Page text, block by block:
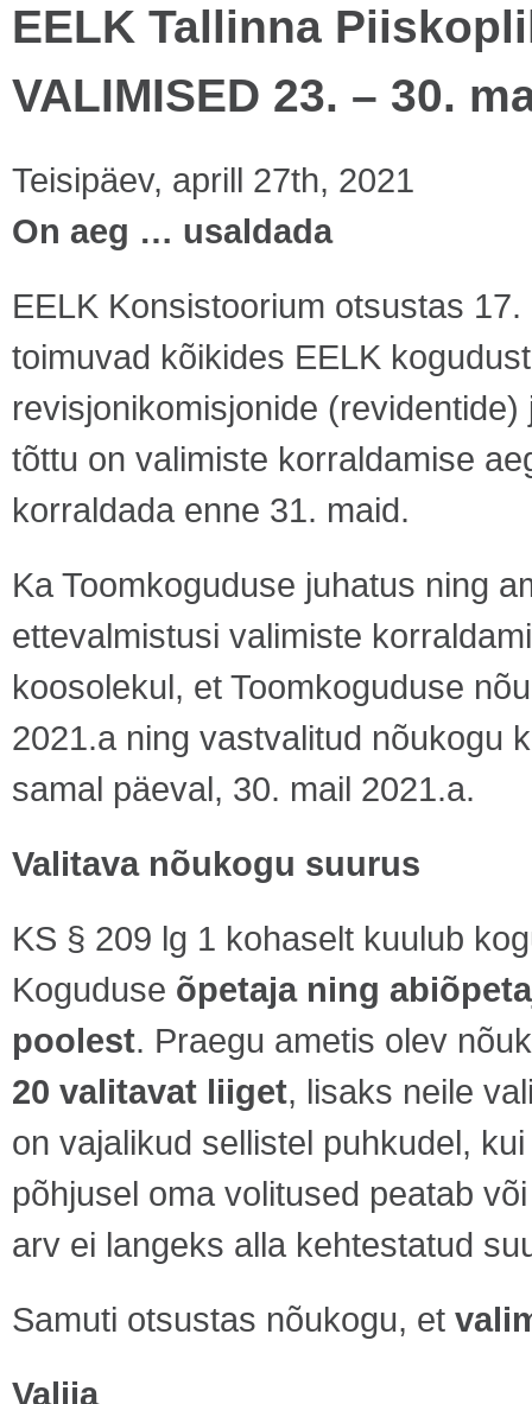
EELK Tallinna
VALIMISED 23. – 30.
Teisipäev, aprill 27th, 2021
On aeg … usaldada
EELK Konsistoorium otsustas
toimuvad kõikides EELK
revisjonikomisjonide
tõttu on valimiste korraldamise
korraldada enne 31. maid.
Ka Toomkoguduse juhatus ning
ettevalmistusi valimiste
koosolekul, et Toomkoguduse
2021.a ning vastvalitud nõukogu
samal päeval, 30. mail 2021.a.
Valitava nõukogu suurus
KS § 209 lg 1 kohaselt kuulub
Koguduse õpetaja ning
poolest. Praegu ametis olev
20 valitavat liiget, lisaks neile
on vajalikud sellistel puhkudel,
põhjusel oma volitused peatab
arv ei langeks alla kehtestatud
Samuti otsustas nõukogu, et
Valija